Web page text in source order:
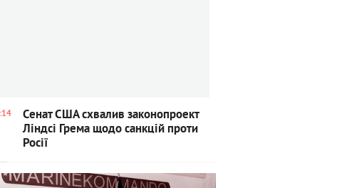
Сенат США схвалив законопроект
Ліндсі Грема щодо санкцій проти
Росії